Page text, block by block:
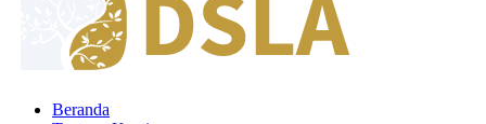
Beranda